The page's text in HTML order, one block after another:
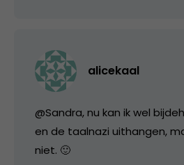
alicekaal
@Sandra, nu kan ik wel
en de taalnazi uithangen,
niet. 🙂